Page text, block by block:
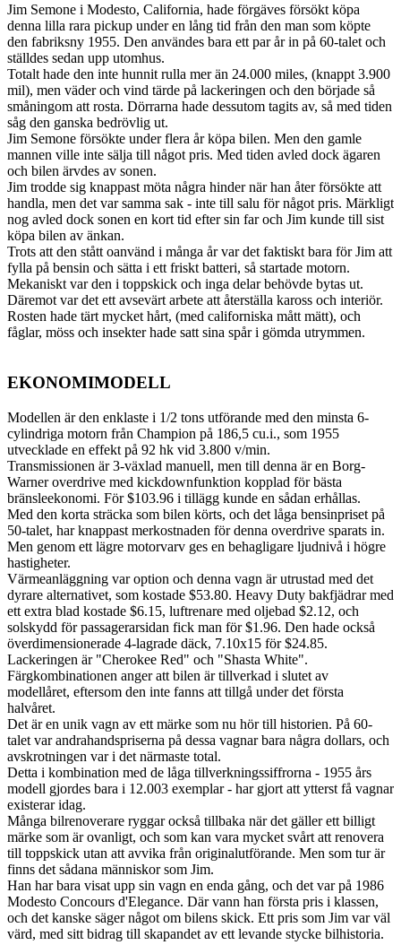
Jim Semone i Modesto, California, hade förgäves försökt köpa
denna lilla rara pickup under en lång tid från den man som köpte
den fabriksny 1955. Den användes bara ett par år in på 60-talet och
ställdes sedan upp utomhus.
Totalt hade den inte hunnit rulla mer än 24.000 miles, (knappt 3.900
mil), men väder och vind tärde på lackeringen och den började så
småningom att rosta. Dörrarna hade dessutom tagits av, så med tiden
såg den ganska bedrövlig ut.
Jim Semone försökte under flera år köpa bilen. Men den gamle
mannen ville inte sälja till något pris. Med tiden avled dock ägaren
och bilen ärvdes av sonen.
Jim trodde sig knappast möta några hinder när han åter försökte att
handla, men det var samma sak - inte till salu för något pris. Märkligt
nog avled dock sonen en kort tid efter sin far och Jim kunde till sist
köpa bilen av änkan.
Trots att den stått oanvänd i många år var det faktiskt bara för Jim att
fylla på bensin och sätta i ett friskt batteri, så startade motorn.
Mekaniskt var den i toppskick och inga delar behövde bytas ut.
Däremot var det ett avsevärt arbete att återställa kaross och interiör.
Rosten hade tärt mycket hårt, (med californiska mått mätt), och
fåglar, möss och insekter hade satt sina spår i gömda utrymmen.
EKONOMIMODELL
Modellen är den enklaste i 1/2 tons utförande med den minsta 6-
cylindriga motorn från Champion på 186,5 cu.i., som 1955
utvecklade en effekt på 92 hk vid 3.800 v/min.
Transmissionen är 3-växlad manuell, men till denna är en Borg-
Warner overdrive med kickdownfunktion kopplad för bästa
bränsleekonomi. För $103.96 i tillägg kunde en sådan erhållas.
Med den korta sträcka som bilen körts, och det låga bensinpriset på
50-talet, har knappast merkostnaden för denna overdrive sparats in.
Men genom ett lägre motorvarv ges en behagligare ljudnivå i högre
hastigheter.
Värmeanläggning var option och denna vagn är utrustad med det
dyrare alternativet, som kostade $53.80. Heavy Duty bakfjädrar med
ett extra blad kostade $6.15, luftrenare med oljebad $2.12, och
solskydd för passagerarsidan fick man för $1.96. Den hade också
överdimensionerade 4-lagrade däck, 7.10x15 för $24.85.
Lackeringen är "Cherokee Red" och "Shasta White".
Färgkombinationen anger att bilen är tillverkad i slutet av
modellåret, eftersom den inte fanns att tillgå under det första
halvåret.
Det är en unik vagn av ett märke som nu hör till historien. På 60-
talet var andrahandspriserna på dessa vagnar bara några dollars, och
avskrotningen var i det närmaste total.
Detta i kombination med de låga tillverkningssiffrorna - 1955 års
modell gjordes bara i 12.003 exemplar - har gjort att ytterst få vagnar
existerar idag.
Många bilrenoverare ryggar också tillbaka när det gäller ett billigt
märke som är ovanligt, och som kan vara mycket svårt att renovera
till toppskick utan att avvika från originalutförande. Men som tur är
finns det sådana människor som Jim.
Han har bara visat upp sin vagn en enda gång, och det var på 1986
Modesto Concours d'Elegance. Där vann han första pris i klassen,
och det kanske säger något om bilens skick. Ett pris som Jim var väl
värd, med sitt bidrag till skapandet av ett levande stycke bilhistoria.